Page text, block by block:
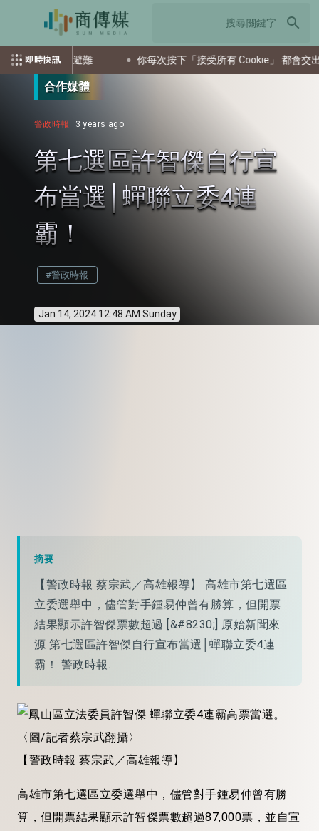
search
即時快訊
導民眾避難 你每次按下「接受所有 Cookie」 都會交出多少
合作媒體
警政時報 3 years ago
第七選區許智傑自行宣
布當選│蟬聯立委4連
霸！
#警政時報
Jan 14, 2024 12:48 AM Sunday
摘要
【警政時報 蔡宗武／高雄報導】 高雄市第七選區
立委選舉中，儘管對手鍾易仲曾有勝算，但開票
結果顯示許智傑票數超過 [&#8230;] 原始新聞來
源 第七選區許智傑自行宣布當選│蟬聯立委4連
霸！ 警政時報.
【警政時報 蔡宗武／高雄報導】
高雄市第七選區立委選舉中，儘管對手鍾易仲曾有勝
算，但開票結果顯示許智傑票數超過87,000票，並自宣